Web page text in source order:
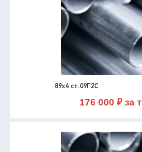
89х4 ст.09Г2С
176 000 ₽ за т